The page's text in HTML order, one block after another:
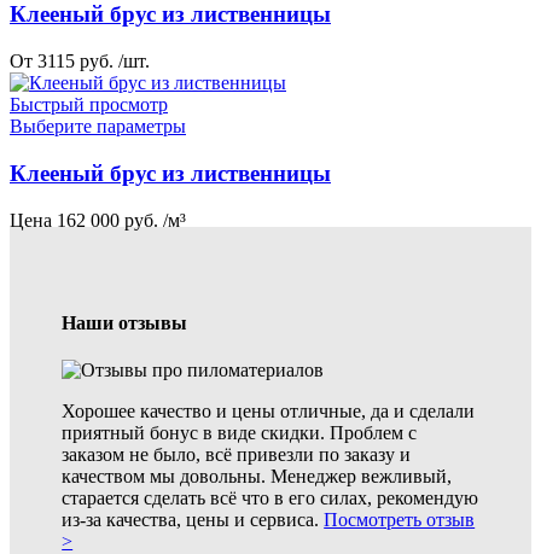
Клееный брус из лиственницы
От 3115 руб. /шт.
Быстрый просмотр
Выберите параметры
Клееный брус из лиственницы
Цена 162 000 руб. /м³
Наши отзывы
Хорошее качество и цены отличные, да и сделали
приятный бонус в виде скидки. Проблем с
заказом не было, всё привезли по заказу и
качеством мы довольны. Менеджер вежливый,
старается сделать всё что в его силах, рекомендую
из-за качества, цены и сервиса.Посмотреть отзыв
>